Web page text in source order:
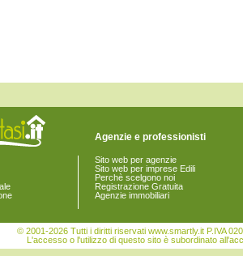
Agenzie e professionisti
Sito web per agenzie
Sito web per imprese Edili
Perchè scelgono noi
Registrazione Gratuita
Agenzie immobiliari
© 2001-2026 Tutti i diritti riservati www.smartly.it P.IVA
L'accesso o l'utilizzo di questo sito è subordinato